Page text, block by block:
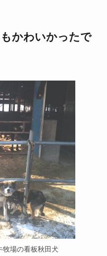
かわいかったで
牧場の看板秋田犬